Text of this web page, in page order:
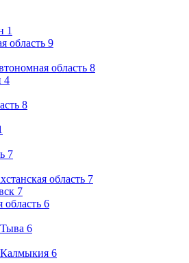
1
область 9
область 8
4
8
7
область 7
7
область 6
6
6